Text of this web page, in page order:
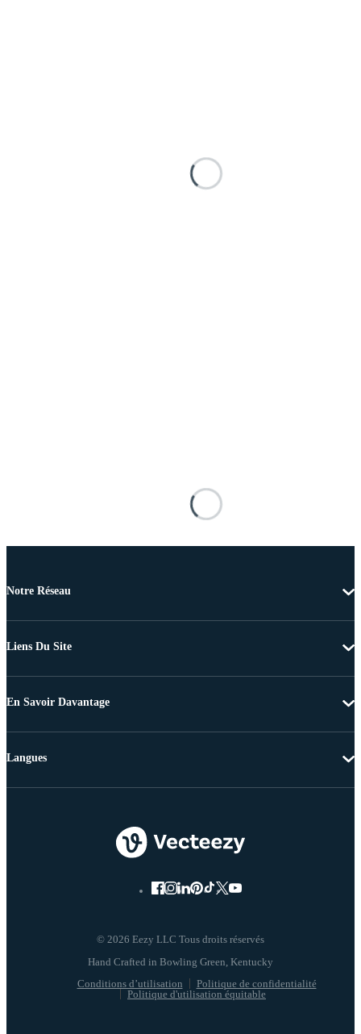
Notre Réseau
Liens Du Site
En Savoir Davantage
© 2026 Eezy LLC Tous droits réservés
Conditions d’utilisation
Politique de confidentialité
Politique d'utilisation équitable
Langues